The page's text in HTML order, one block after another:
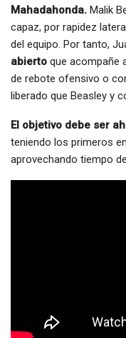
Mahadahonda. Malik
capaz, por rapidez
del equipo. Por tanto,
abierto que acompañe
de rebote ofensivo o
liberado que Beasley y
El objetivo debe ser
teniendo los primeros
aprovechando tiempo